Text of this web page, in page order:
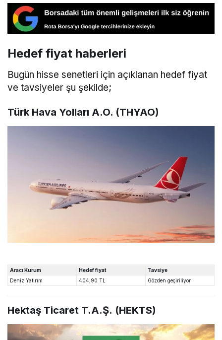
Hedef fiyat haberleri
Bugün hisse senetleri için açıklanan hedef fiyat
ve tavsiyeler şu şekilde;
Türk Hava Yolları A.O. (THYAO)
Aracı Kurum Hedef fiyat
Tavsiye
Deniz Yatırım
404,90 TL Gözden geçiriliyor
Hektaş Ticaret T.A.Ş. (HEKTS)